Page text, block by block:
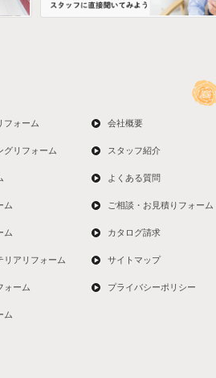
フォーム
グリフォーム
ム
ム
リアリフォーム
ォーム
ム
会社概要
スタッフ紹介
よくある質問
ご相談・お見積りフォーム
カタログ請求
サイトマップ
プライバシーポリシー